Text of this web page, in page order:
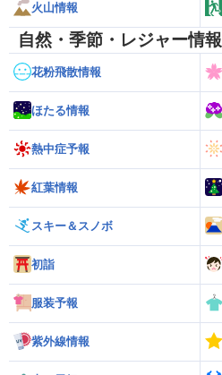
火山情報
自然・季節・レジャー情報
花粉飛散情報
ほたる情報
熱中症予報
紅葉情報
スキー＆スノボ
初詣
服装予報
紫外線情報